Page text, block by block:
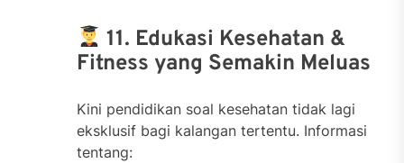
11. Edukasi Kesehatan &
Fitness yang Semakin Meluas
Kini pendidikan soal kesehatan tidak lagi
eksklusif bagi kalangan tertentu. Informasi
tentang: